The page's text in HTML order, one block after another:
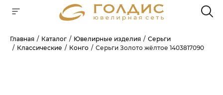
Главная Каталог Ювелирные изделия
Серьги
Классические
Конго Серьги Золото жёлтое 1403817090
Для клиентов всех банков